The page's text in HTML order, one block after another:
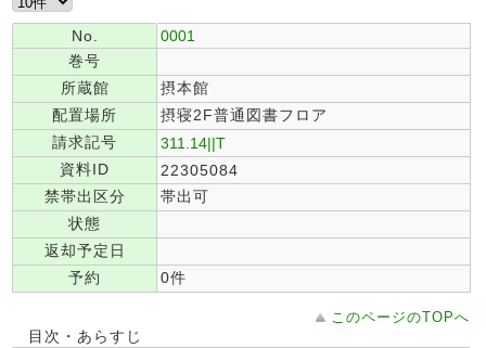
No.
0001
巻号
所蔵館
摂本館
配置場所
摂寝2F普通図書フロア
請求記号
311.14||T
資料ID
22305084
禁帯出区分
帯出可
状態
返却予定日
予約
0件
このページのTOPへ
目次・あらすじ